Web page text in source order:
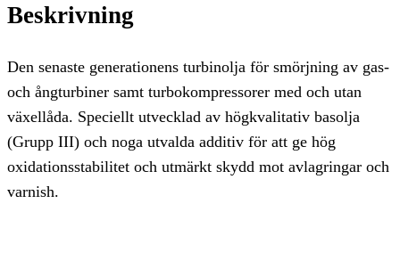
Beskrivning
Den senaste generationens turbinolja för smörjning av gas-
och ångturbiner samt turbokompressorer med och utan
växellåda. Speciellt utvecklad av högkvalitativ basolja
(Grupp III) och noga utvalda additiv för att ge hög
oxidationsstabilitet och utmärkt skydd mot avlagringar och
varnish.